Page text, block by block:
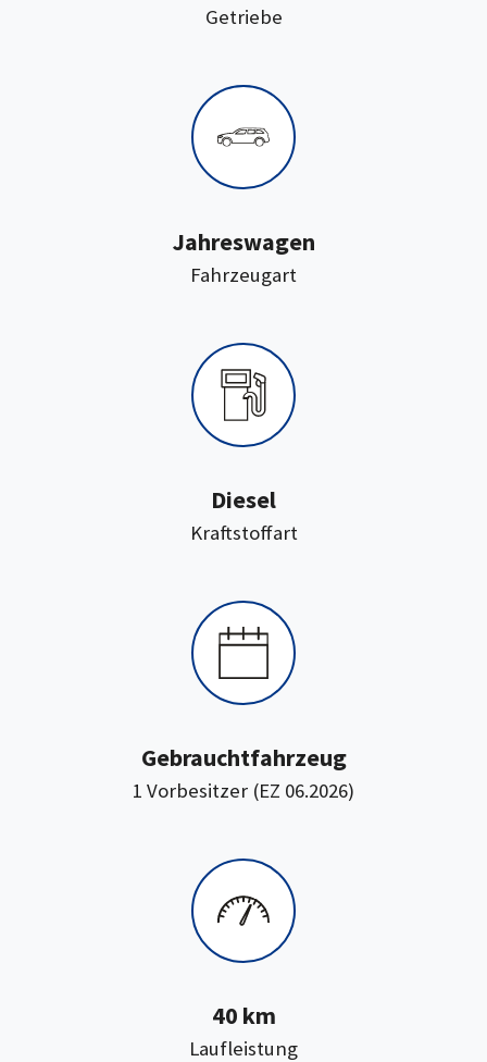
Getriebe:
Fahrzeugart
Jahreswagen
Kraftstoffart:
Diesel
1 Vorbesitzer (EZ 06.2026)
Gebrauchtfahrzeug
Laufleistung:
40 km